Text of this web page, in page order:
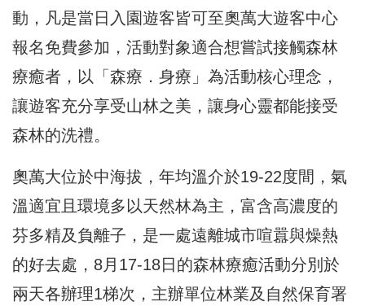
動，凡是當日入園遊客皆可至奧萬大遊客中心
報名免費參加，活動對象適合想嘗試接觸森林
療癒者，以「森療．身療」為活動核心理念，
讓遊客充分享受山林之美，讓身心靈都能接受
森林的洗禮。
奧萬大位於中海拔，年均溫介於19-22度間，氣
溫適宜且環境多以天然林為主，富含高濃度的
芬多精及負離子，是一處遠離城市喧囂與燥熱
的好去處，8月17-18日的森林療癒活動分別於
兩天各辦理1梯次，主辦單位林業及自然保育署